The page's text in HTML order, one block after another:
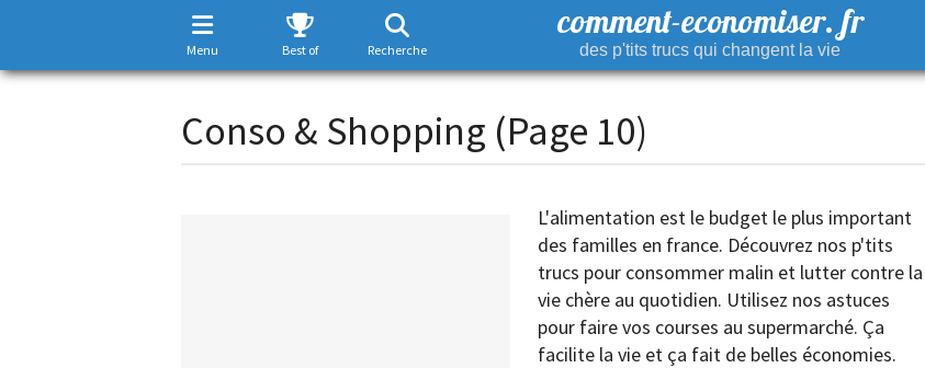
Menu Best of Recherche
comment-economiser. fr
des p'tits trucs qui changent la vie
Conso & Shopping (Page 10)
L'alimentation est le budget le plus important
des familles en france. Découvrez nos p'tits
trucs pour consommer malin et lutter contre la
vie chère au quotidien. Utilisez nos astuces
pour faire vos courses au supermarché. Ça
facilite la vie et ça fait de belles économies.